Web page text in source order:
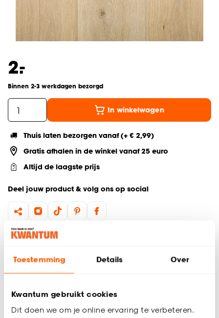
Toestemming Details Over
Kwantum gebruikt cookies
Dit doen we om je online ervaring te verbeteren.
2.
-
Binnen 2-3 werkdagen bezorgd
In winkelwagen
Thuis laten bezorgen vanaf (+ € 2,99)
Gratis afhalen in de winkel vanaf 25 euro
Altijd de laagste prijs
Deel jouw product & volg ons op social
Hulp nodig? Wij regelen het voor je!
Ga terug naar het hoofdproduct
Productomschrijving
interieur past? Bestel vrijblijvend één of meerdere kleurstalen